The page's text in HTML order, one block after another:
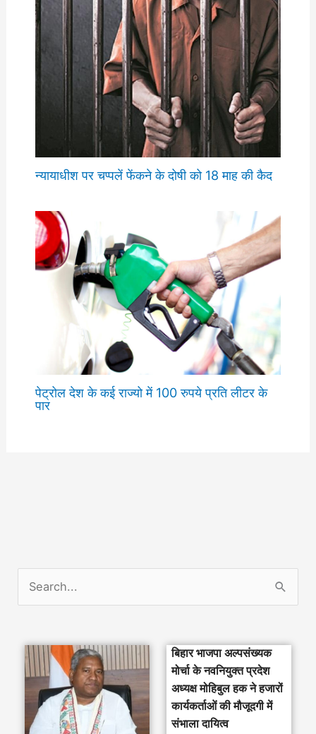
न्यायाधीश पर चप्पलें फेंकने के दोषी को 18 माह की कैद
पेट्रोल देश के कई राज्यो में 100 रुपये प्रति लीटर के
पार
बिहार भाजपा अल्पसंख्यक
मोर्चा के नवनियुक्त प्रदेश
अध्यक्ष मोहिबुल हक ने हजारों
कार्यकर्ताओं की मौजूदगी में
संभाला दायित्व